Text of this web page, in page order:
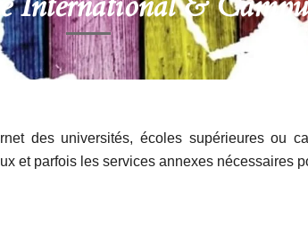
des universités, écoles supérieures ou
et parfois les services annexes nécessaires